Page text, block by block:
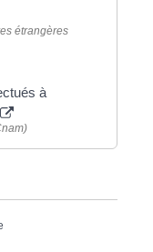
étrangères
à